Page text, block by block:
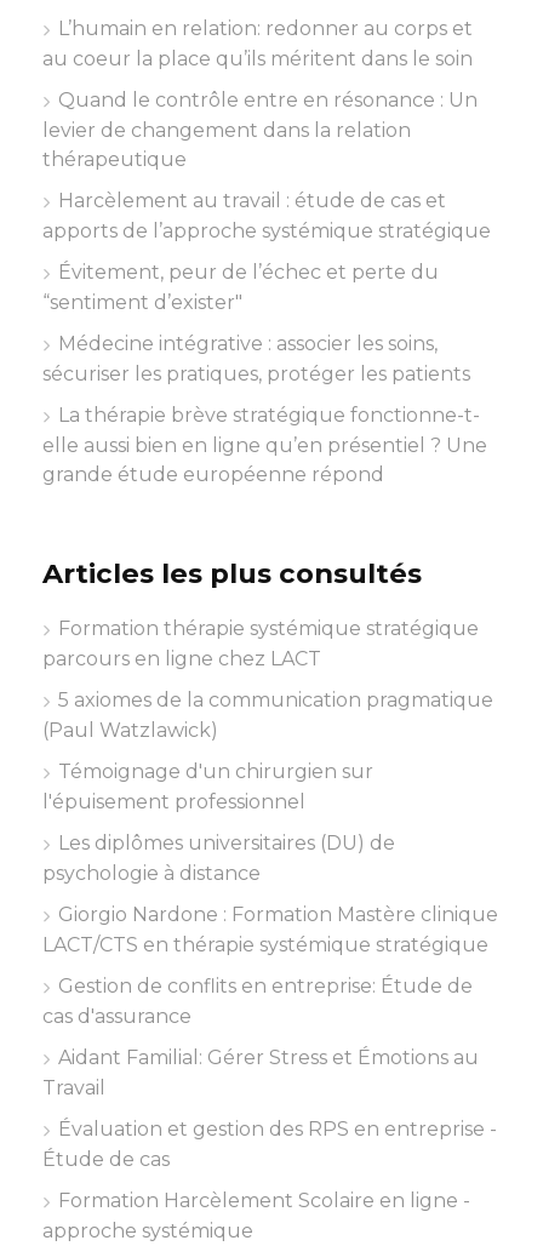
L’humain en relation: redonner au corps et
au coeur la place qu’ils méritent dans le soin
Quand le contrôle entre en résonance : Un
levier de changement dans la relation
thérapeutique
Harcèlement au travail : étude de cas et
apports de l’approche systémique stratégique
Évitement, peur de l’échec et perte du
“sentiment d’exister"
Médecine intégrative : associer les soins,
sécuriser les pratiques, protéger les patients
La thérapie brève stratégique fonctionne-t-
elle aussi bien en ligne qu’en présentiel ? Une
grande étude européenne répond
Articles les plus consultés
Formation thérapie systémique stratégique
parcours en ligne chez LACT
5 axiomes de la communication pragmatique
(Paul Watzlawick)
Témoignage d'un chirurgien sur
l'épuisement professionnel
Les diplômes universitaires (DU) de
psychologie à distance
Giorgio Nardone : Formation Mastère clinique
LACT/CTS en thérapie systémique stratégique
Gestion de conflits en entreprise: Étude de
cas d'assurance
Aidant Familial: Gérer Stress et Émotions au
Travail
Évaluation et gestion des RPS en entreprise -
Étude de cas
Formation Harcèlement Scolaire en ligne -
approche systémique